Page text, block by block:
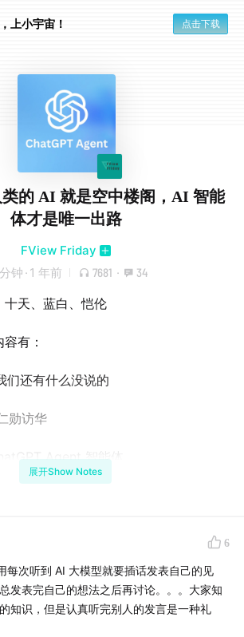
上小宇宙！ 点击下载
的 AI 就是空中楼阁，AI 智能
体才是唯一出路
FView Friday
钟 · 1 年前 7681 · 34
天、蓝白、恺伦
有：
们还有什么没说的
勋访华
Agent 智能体
Y L 车型
自毁 SSD：一键毁灭全部数据 断电也
的热心提问~
展开Show Notes
6
每次听到 AI 大模型就要插话发表自己的见
发表完自己的想法之后再讨论。。。大家知
知识，但是认真听完别人的发言是一种礼